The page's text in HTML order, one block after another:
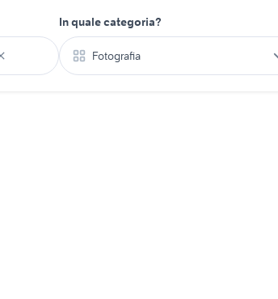
In quale categoria?
Fotografia